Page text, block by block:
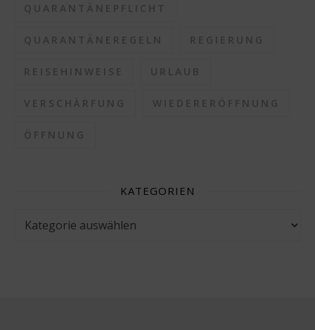
QUARANTÄNEPFLICHT
QUARANTÄNEREGELN REGIERUNG
REISEHINWEISE URLAUB
VERSCHÄRFUNG WIEDERERÖFFNUNG
ÖFFNUNG
KATEGORIEN